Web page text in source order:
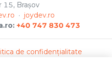
15, Brașov
· joydev.ro
+40 747 830 473
de confidențialitate